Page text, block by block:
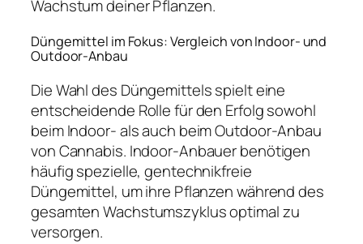
Wachstum deiner Pflanzen.
Düngemittel im Fokus: Vergleich von Indoor- und
Outdoor-Anbau
Die Wahl des Düngemittels spielt eine
entscheidende Rolle für den Erfolg sowohl
beim Indoor- als auch beim Outdoor-Anbau
von Cannabis. Indoor-Anbauer benötigen
häufig spezielle, gentechnikfreie
Düngemittel, um ihre Pflanzen während des
gesamten Wachstumszyklus optimal zu
versorgen.